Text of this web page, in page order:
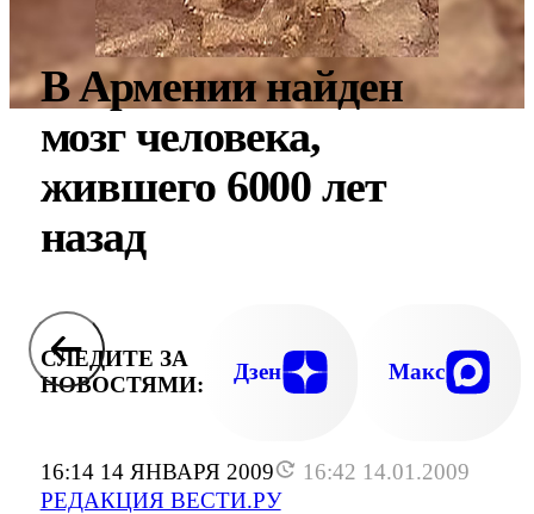
16:14 14 ЯНВАРЯ 2009
16:42 14.01.2009
РЕДАКЦИЯ ВЕСТИ.РУ
В Армении найден
мозг человека,
жившего 6000 лет
назад
СЛЕДИТЕ ЗА
НОВОСТЯМИ:
Дзен Макс